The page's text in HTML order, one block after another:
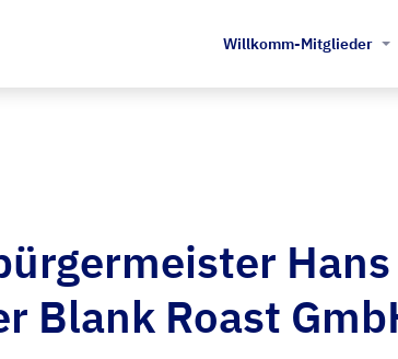
Willkomm-Mitglieder
Blank Roast